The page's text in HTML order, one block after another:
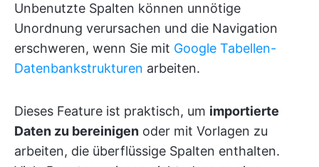
Unbenutzte Spalten können unnötige
Unordnung verursachen und die Navigation
erschweren, wenn Sie mit Google Tabellen-
Datenbankstrukturen arbeiten.
Dieses Feature ist praktisch, um importierte
Daten zu bereinigen oder mit Vorlagen zu
arbeiten, die überflüssige Spalten enthalten.